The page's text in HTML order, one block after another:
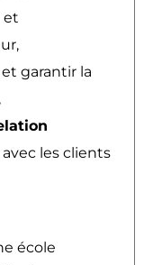
et
et garantir la
avec les clients
école